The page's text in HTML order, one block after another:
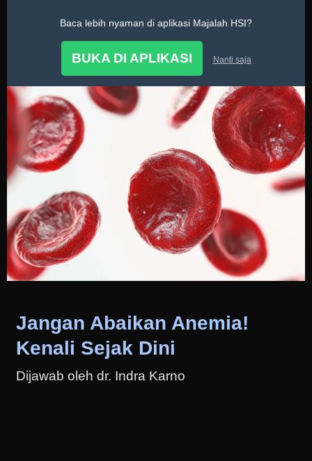
Baca lebih nyaman di aplikasi Majalah HSI?
BUKA DI APLIKASI Nanti saja
Tanya Dokter
Jangan Abaikan Anemia!
Kenali Sejak Dini
Dijawab oleh dr. Indra Karno